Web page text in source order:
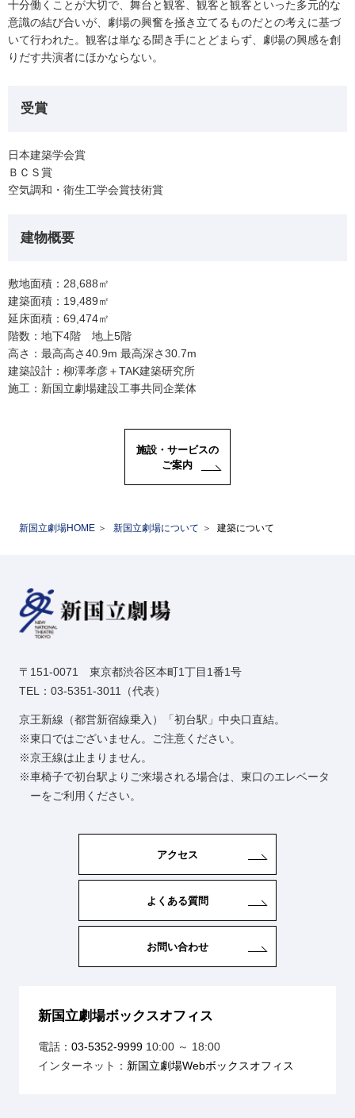
十分働くことが大切で、舞台と観客、観客と観客といった多元的な
意識の結び合いが、劇場の興奮を掻き立てるものだとの考えに基づ
いて行われた。観客は単なる聞き手にとどまらず、劇場の興感を創
りだす共演者にほかならない。
受賞
日本建築学会賞
ＢＣＳ賞
空気調和・衛生工学会賞技術賞
建物概要
敷地面積：28,688㎡
建築面積：19,489㎡
延床面積：69,474㎡
階数：地下4階 地上5階
高さ：最高高さ40.9m 最高深さ30.7m
建築設計：柳澤孝彦＋TAK建築研究所
施工：新国立劇場建設工事共同企業体
施設・サービスの
ご案内
新国立劇場HOME 新国立劇場について 建築について
〒151-0071 東京都渋谷区本町1丁目1番1号
TEL：03-5351-3011（代表）
京王新線（都営新宿線乗入）「初台駅」中央口直結。
東口ではございません。ご注意ください。
京王線は止まりません。
車椅子で初台駅よりご来場される場合は、東口のエレベータ
ーをご利用ください。
アクセス
よくある質問
お問い合わせ
新国立劇場ボックスオフィス
電話： 03-5352-999910:00 ～ 18:00
インターネット： 新国立劇場Webボックスオフィス